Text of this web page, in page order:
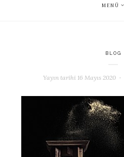
MENÜ
BLOG
Yayın tarihi 16 Mayıs 2020